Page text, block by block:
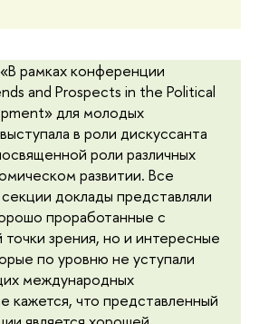
«В рамках конференции
and Prospects in the Political
для молодых
в роли дискуссанта
роли различных
развитии. Все
доклады представляли
проработанные с
зрения, но и интересные
по уровню не уступали
международных
кажется, что представленный